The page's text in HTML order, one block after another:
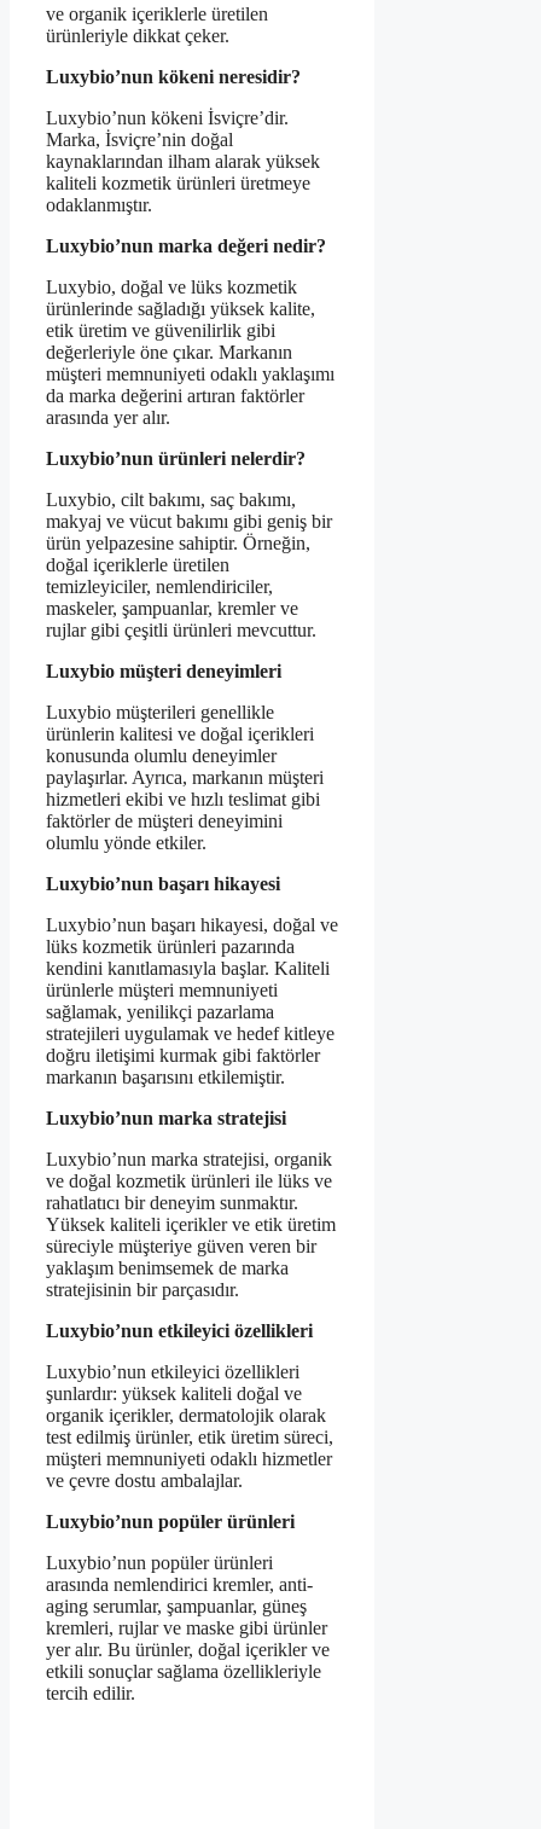
ve organik içeriklerle üretilen
ürünleriyle dikkat çeker.
Luxybio’nun kökeni neresidir?
Luxybio’nun kökeni İsviçre’dir.
Marka, İsviçre’nin doğal
kaynaklarından ilham alarak yüksek
kaliteli kozmetik ürünleri üretmeye
odaklanmıştır.
Luxybio’nun marka değeri nedir?
Luxybio, doğal ve lüks kozmetik
ürünlerinde sağladığı yüksek kalite,
etik üretim ve güvenilirlik gibi
değerleriyle öne çıkar. Markanın
müşteri memnuniyeti odaklı yaklaşımı
da marka değerini artıran faktörler
arasında yer alır.
Luxybio’nun ürünleri nelerdir?
Luxybio, cilt bakımı, saç bakımı,
makyaj ve vücut bakımı gibi geniş bir
ürün yelpazesine sahiptir. Örneğin,
doğal içeriklerle üretilen
temizleyiciler, nemlendiriciler,
maskeler, şampuanlar, kremler ve
rujlar gibi çeşitli ürünleri mevcuttur.
Luxybio müşteri deneyimleri
Luxybio müşterileri genellikle
ürünlerin kalitesi ve doğal içerikleri
konusunda olumlu deneyimler
paylaşırlar. Ayrıca, markanın müşteri
hizmetleri ekibi ve hızlı teslimat gibi
faktörler de müşteri deneyimini
olumlu yönde etkiler.
Luxybio’nun başarı hikayesi
Luxybio’nun başarı hikayesi, doğal ve
lüks kozmetik ürünleri pazarında
kendini kanıtlamasıyla başlar. Kaliteli
ürünlerle müşteri memnuniyeti
sağlamak, yenilikçi pazarlama
stratejileri uygulamak ve hedef kitleye
doğru iletişimi kurmak gibi faktörler
markanın başarısını etkilemiştir.
Luxybio’nun marka stratejisi
Luxybio’nun marka stratejisi, organik
ve doğal kozmetik ürünleri ile lüks ve
rahatlatıcı bir deneyim sunmaktır.
Yüksek kaliteli içerikler ve etik üretim
süreciyle müşteriye güven veren bir
yaklaşım benimsemek de marka
stratejisinin bir parçasıdır.
Luxybio’nun etkileyici özellikleri
Luxybio’nun etkileyici özellikleri
şunlardır: yüksek kaliteli doğal ve
organik içerikler, dermatolojik olarak
test edilmiş ürünler, etik üretim süreci,
müşteri memnuniyeti odaklı hizmetler
ve çevre dostu ambalajlar.
Luxybio’nun popüler ürünleri
Luxybio’nun popüler ürünleri
arasında nemlendirici kremler, anti-
aging serumlar, şampuanlar, güneş
kremleri, rujlar ve maske gibi ürünler
yer alır. Bu ürünler, doğal içerikler ve
etkili sonuçlar sağlama özellikleriyle
tercih edilir.